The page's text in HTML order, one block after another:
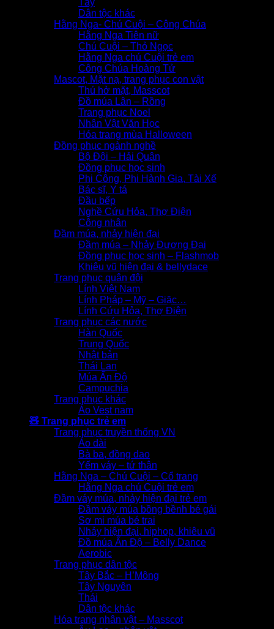
Tày
Dân tộc khác
Hằng Nga- Chú Cuội – Công Chúa
Hằng Nga Tiên nữ
Chú Cuội – Thỏ Ngọc
Hằng Nga chú Cuội trẻ em
Công Chúa Hoàng Tử
Mascot, Mặt nạ, trang phục con vật
Thú hở mặt, Masscot
Đồ múa Lân – Rồng
Trang phục Noel
Nhân Vật Văn Học
Hóa trang mùa Halloween
Đồng phục ngành nghề
Bộ Đội – Hải Quân
Đồng phục học sinh
Phi Công, Phi Hành Gia, Tài Xế
Bác sĩ, Y tá
Đầu bếp
Nghề Cứu Hỏa, Thợ Điện
Công nhân
Đầm múa, nhảy hiện đại
Đầm múa – Nhảy Đương Đại
Đồng phục học sinh – Flashmob
Khiêu vũ hiện đại & bellydace
Trang phục quân đội
Lính Việt Nam
Lính Pháp – Mỹ – Giặc…
Lính Cứu Hỏa, Thợ Điện
Trang phục các nước
Hàn Quốc
Trung Quốc
Nhật bản
Thái Lan
Múa Ấn Độ
Campuchia
Trang phục khác
Áo Vest nam
🧸 Trang phục trẻ em
Trang phục truyền thống VN
Áo dài
Bà ba, đồng dao
Yếm váy – tứ thân
Hằng Nga – Chú Cuội – Cổ trang
Hằng Nga chú Cuội trẻ em
Đầm váy múa, nhảy hiện đại trẻ em
Đầm váy múa bồng bềnh bé gái
Sơ mi múa bé trai
Nhảy hiện đại, hiphop, khiêu vũ
Đồ múa Ấn Độ – Belly Dance
Aerobic
Trang phục dân tộc
Tây Bắc – H’Mông
Tây Nguyên
Thái
Dân tộc khác
Hóa trang nhân vật – Masscot